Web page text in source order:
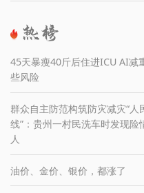
45天暴瘦40斤后住进ICU AI减
些风险
群众自主防范构筑防灾减灾“人
线”：贵州一村民洗车时发现险
人
油价、金价、银价，都涨了